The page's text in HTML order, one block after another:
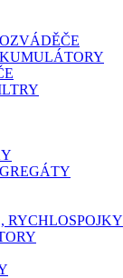
RYCHLOSPOJKY